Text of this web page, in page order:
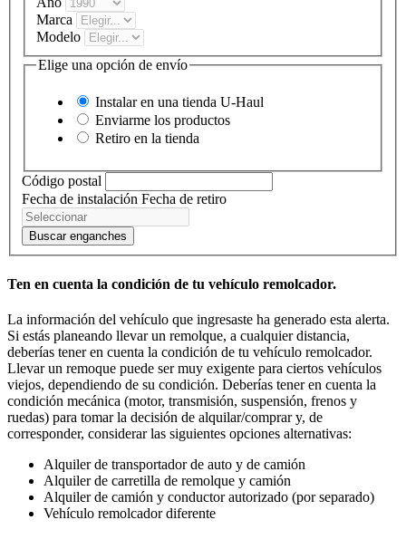
Marca
Modelo
Elige una opción de envío
Instalar en una tienda U-Haul
Enviarme los productos
Retiro en la tienda
Código postal
Fecha de instalación Fecha de retiro
Buscar enganches
Ten en cuenta la condición de tu vehículo remolcador.
La información del vehículo que ingresaste ha generado esta alerta.
Si estás planeando llevar un remolque, a cualquier distancia,
deberías tener en cuenta la condición de tu vehículo remolcador.
Llevar un remoque puede ser muy exigente para ciertos vehículos
viejos, dependiendo de su condición. Deberías tener en cuenta la
condición mecánica (motor, transmisión, suspensión, frenos y
ruedas) para tomar la decisión de alquilar/comprar y, de
corresponder, considerar las siguientes opciones alternativas:
Alquiler de transportador de auto y de camión
Alquiler de carretilla de remolque y camión
Alquiler de camión y conductor autorizado (por separado)
Vehículo remolcador diferente